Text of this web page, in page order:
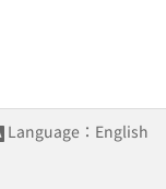
Language：English